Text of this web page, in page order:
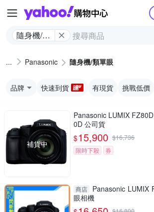
Yahoo購物
隨身機/類
Panasonic 隨身機/類單眼
品牌 快速到貨 有現貨 挑戰低價
補貨中
Panasonic LUMIX
0D 公司貨
$15,900 $16,736
限時下殺
券
商店
Panasonic
眼相機